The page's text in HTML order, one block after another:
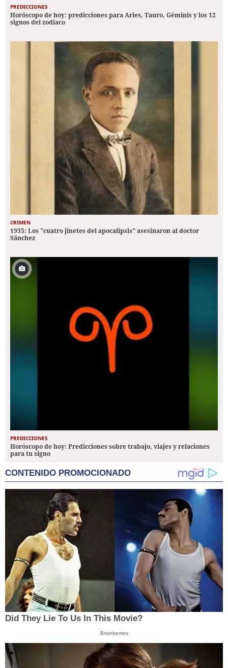
PREDICCIONES
Horóscopo de hoy: predicciones para Aries, Tauro, Géminis y los 12
signos del zodiaco
CRIMEN
1935: Los "cuatro jinetes del apocalipsis" asesinaron al doctor
Sánchez
PREDICCIONES
Horóscopo de hoy: Predicciones sobre trabajo, viajes y relaciones
para tu signo
CONTENIDO PROMOCIONADO
Did They Lie To Us In This Movie?
Brainberries